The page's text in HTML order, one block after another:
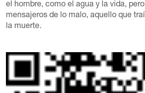
el hombre, como el agua y la vida,
mensajeros de lo malo, aquello que
la muerte.